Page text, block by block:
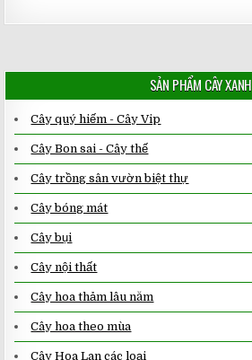
SẢN PHẨM CÂY XANH
Cây quý hiếm - Cây Vip
Cây Bon sai - Cây thế
Cây trồng sân vườn biệt thự
Cây bóng mát
Cây bụi
Cây nội thất
Cây hoa thảm lâu năm
Cây hoa theo mùa
Cây Hoa Lan các loại